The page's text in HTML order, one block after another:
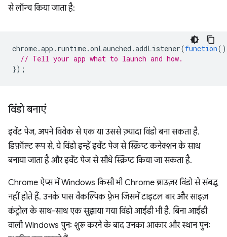
से लॉन्च किया जाता है:
chrome.app . runtime.onLaunched .addListener(function()
// Tell your app what to launch and how.
});
विंडो बनाएं
इवेंट पेज, अपने विवेक से एक या उससे ज़्यादा विंडो बना सकता है.
डिफ़ॉल्ट रूप से, ये विंडो इन्हें इवेंट पेज से स्क्रिप्ट कनेक्शन के साथ
बनाया जाता है और इवेंट पेज से सीधे स्क्रिप्ट किया जा सकता है.
Chrome ऐप्स में Windows किसी भी Chrome ब्राउज़र विंडो से संबद्ध
नहीं होते हैं. उनके पास वैकल्पिक फ़्रेम जिसमें टाइटल बार और साइज़
कंट्रोल के साथ-साथ एक सुझाया गया विंडो आईडी भी है. बिना आईडी
वाली Windows पुनः शुरू करने के बाद उनका आकार और स्थान पुनः